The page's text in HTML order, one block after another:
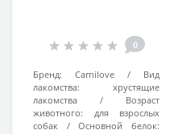
0
Бренд: Carnilove
Вид
лакомства:
хрустящие
лакомства
Возраст
животного:
для взрослых
собак
Основной белок: